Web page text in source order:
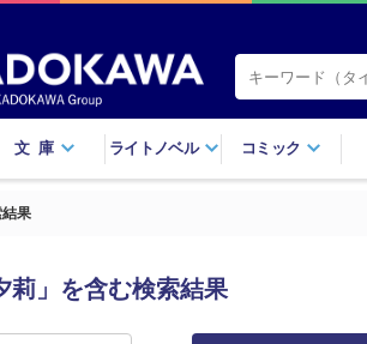
文庫 ライトノベル コミック
果
莉」を含む検索結果